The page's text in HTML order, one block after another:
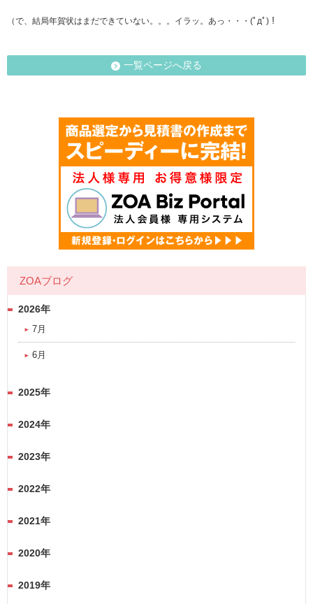
（で、結局年賀状はまだできていない。。。イラッ。あっ・・・(ﾟдﾟ)！
一覧ページへ戻る
ZOAブログ
2026年
7月
6月
2025年
2024年
2023年
2022年
2021年
2020年
2019年